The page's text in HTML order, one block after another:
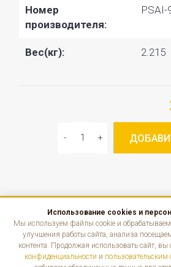
Номер
производителя:
PSAI-
Вес(кг): 2.215
КАТАЛОГ
ИНФОРМАЦИЯ
Использование cookies и
Мы используем файлы cookie и
улучшения работы сайта, анализа
контента. Продолжая использовать сайт, вы
конфиденциальности и пользовательским